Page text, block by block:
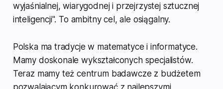
wyjaśnialnej, wiarygodnej i przejrzystej sztucznej
inteligencji". To ambitny cel, ale osiągalny.
Polska ma tradycje w matematyce i informatyce.
Mamy doskonale wykształconych specjalistów.
Teraz mamy też centrum badawcze z budżetem
pozwalającym konkurować z najlepszymi